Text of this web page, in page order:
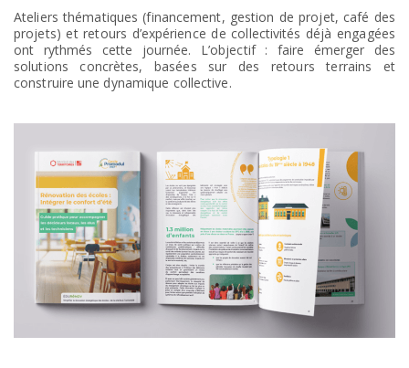
Ateliers thématiques (financement, gestion de projet, café des
projets) et retours d’expérience de collectivités déjà engagées
ont rythmés cette journée. L’objectif : faire émerger des
solutions concrètes, basées sur des retours terrains et
construire une dynamique collective.